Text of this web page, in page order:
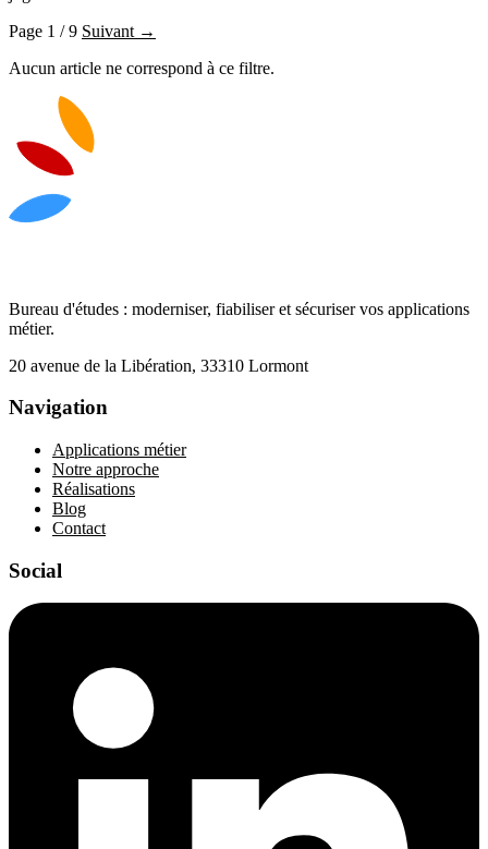
Page 1 / 9 Suivant →
Aucun article ne correspond à ce filtre.
Bureau d'études : moderniser, fiabiliser et sécuriser vos applications
métier.
20 avenue de la Libération, 33310 Lormont
Navigation
Applications métier
Notre approche
Réalisations
Blog
Contact
Social